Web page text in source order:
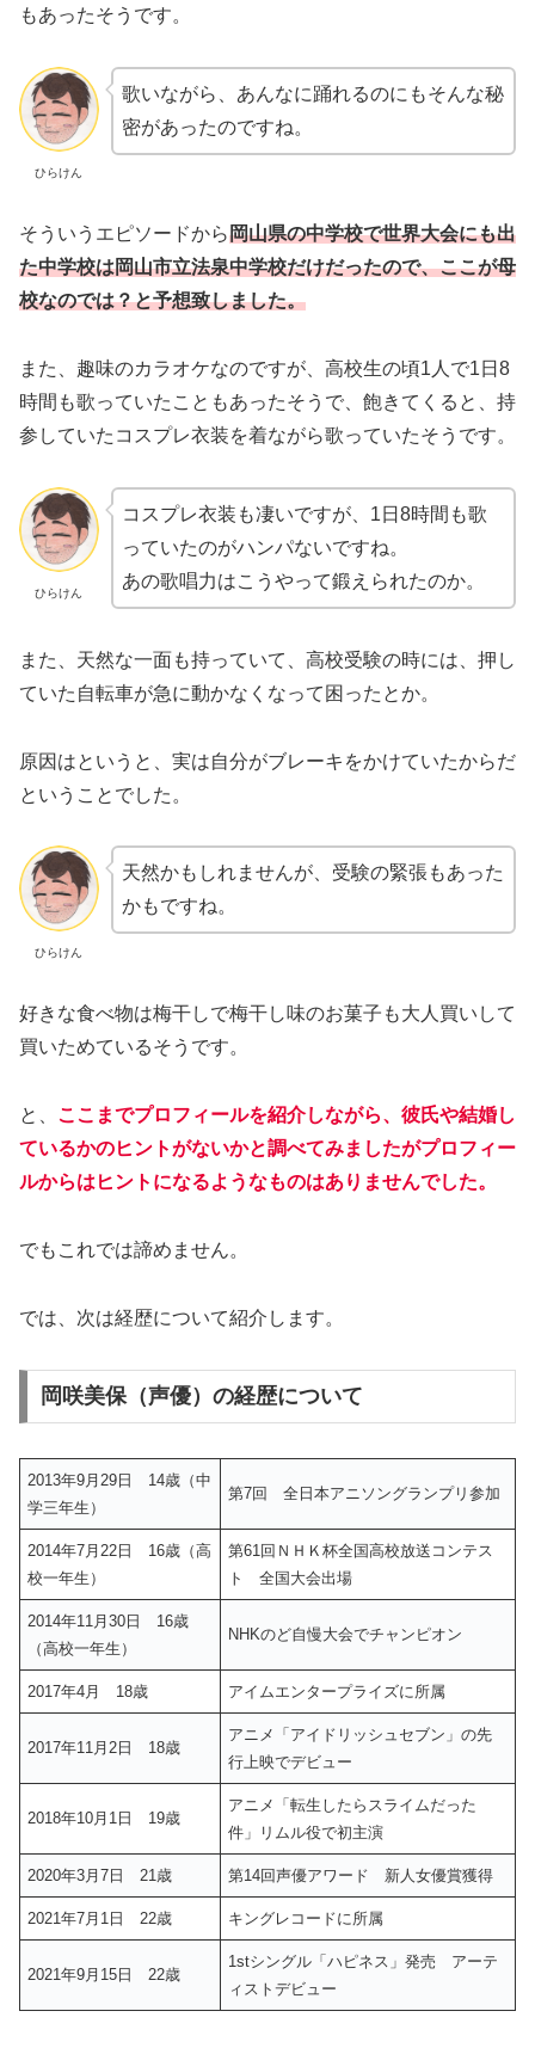
もあったそうです。
ひらけん
歌いながら、あんなに踊れるのにもそんな秘
密があったのですね。
そういうエピソードから岡山県の中学校で世界大会にも出
た中学校は岡山市立法泉中学校だけだったので、ここが母
校なのでは？と予想致しました。
また、趣味のカラオケなのですが、高校生の頃1人で1日8
時間も歌っていたこともあったそうで、飽きてくると、持
参していたコスプレ衣装を着ながら歌っていたそうです。
ひらけん
コスプレ衣装も凄いですが、1日8時間も歌
っていたのがハンパないですね。
あの歌唱力はこうやって鍛えられたのか。
また、天然な一面も持っていて、高校受験の時には、押し
ていた自転車が急に動かなくなって困ったとか。
原因はというと、実は自分がブレーキをかけていたからだ
ということでした。
ひらけん
天然かもしれませんが、受験の緊張もあった
かもですね。
好きな食べ物は梅干しで梅干し味のお菓子も大人買いして
買いためているそうです。
と、 ここまでプロフィールを紹介しながら、彼氏や結婚し
ているかのヒントがないかと調べてみましたがプロフィー
ルからはヒントになるようなものはありませんでした。
でもこれでは諦めません。
では、次は経歴について紹介します。
岡咲美保（声優）の経歴について
2013年9月29日 14歳（中
学三年生）
第7回 全日本アニソングランプリ参加
2014年7月22日 16歳（高
校一年生）
第61回ＮＨＫ杯全国高校放送コンテス
ト 全国大会出場
2014年11月30日 16歳
（高校一年生）
NHKのど自慢大会でチャンピオン
2017年4月 18歳 アイムエンタープライズに所属
2017年11月2日 18歳
アニメ「アイドリッシュセブン」の先
行上映でデビュー
2018年10月1日 19歳
アニメ「転生したらスライムだった
件」リムル役で初主演
2020年3月7日 21歳 第14回声優アワード 新人女優賞獲得
2021年7月1日 22歳 キングレコードに所属
2021年9月15日 22歳
1stシングル「ハピネス」発売 アーテ
ィストデビュー